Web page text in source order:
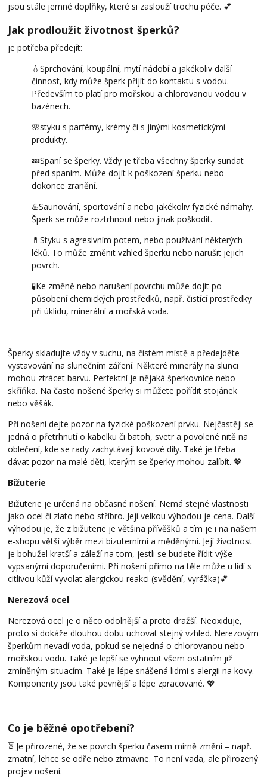
jsou stále jemné doplňky, které si zaslouží trochu péče. 💕
Jak prodloužit životnost šperků?
je potřeba předejít:
💧Sprchování, koupální, mytí nádobí a jakékoliv další
činnost, kdy může šperk přijít do kontaktu s vodou.
Především to platí pro mořskou a chlorovanou vodou v
bazénech.
🌸styku s parfémy, krémy či s jinými kosmetickými
produkty.
💤Spaní se šperky. Vždy je třeba všechny šperky sundat
před spaním. Může dojít k poškození šperku nebo
dokonce zranění.
♨️Saunování, sportování a nebo jakékoliv fyzické námahy.
Šperk se může roztrhnout nebo jinak poškodit.
💊Styku s agresivním potem, nebo používání některých
léků. To může změnit vzhled šperku nebo narušit jejich
povrch.
🧪Ke změně nebo narušení povrchu může dojít po
působení chemických prostředků, např. čistící prostředky
při úklidu, minerální a mořská voda.
Šperky skladujte vždy v suchu, na čistém místě a předejděte
vystavování na slunečním záření. Některé minerály na slunci
mohou ztrácet barvu. Perfektní je nějaká šperkovnice nebo
skříňka. Na často nošené šperky si můžete pořídit stojánek
nebo věšák.
Při nošení dejte pozor na fyzické poškození prvku. Nejčastěji se
jedná o přetrhnutí o kabelku či batoh, svetr a povolené nitě na
oblečení, kde se rady zachytávají kovové díly. Také je třeba
dávat pozor na malé děti, kterým se šperky mohou zalíbít. 💖
Bižuterie
Bižuterie je určená na občasné nošení. Nemá stejné vlastnosti
jako ocel či zlato nebo stříbro. Její velkou výhodou je cena. Další
výhodou je, že z bižuterie je většina přívěšků a tím je i na našem
e-shopu větší výběr mezi bizuterními a měděnými. Její životnost
je bohužel kratší a záleží na tom, jestli se budete řídit výše
vypsanými doporučeními. Při nošení přímo na těle může u lidí s
citlivou kůží vyvolat alergickou reakci (svědění, vyrážka)💕
Nerezová ocel
Nerezová ocel je o něco odolnější a proto dražší. Neoxiduje,
proto si dokáže dlouhou dobu uchovat stejný vzhled. Nerezovým
šperkům nevadí voda, pokud se nejedná o chlorovanou nebo
mořskou vodu. Také je lepší se vyhnout všem ostatním již
zmíněným situacím. Také je lépe snášená lidmi s alergii na kovy.
Komponenty jsou také pevnější a lépe zpracované. 💖
Co je běžné opotřebení?
⏳ Je přirozené, že se povrch šperku časem mírně změní – např.
zmatní, lehce se odře nebo ztmavne. To není vada, ale přirozený
projev nošení.